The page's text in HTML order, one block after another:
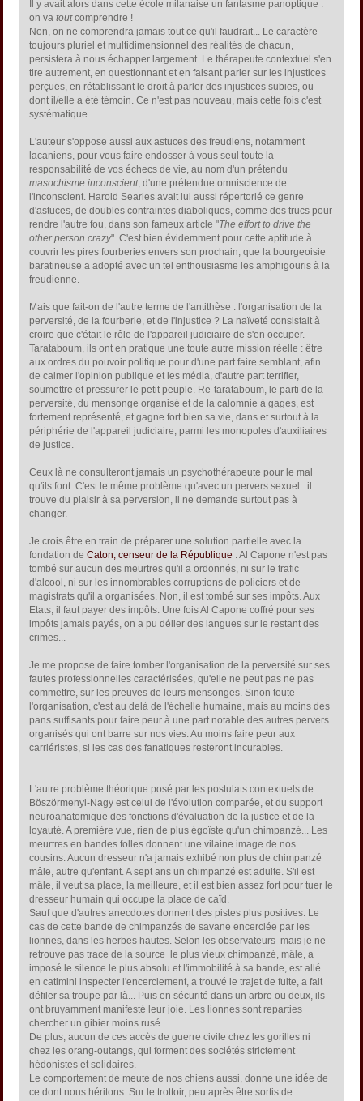
Il y avait alors dans cette école milanaise un fantasme panoptique :
on vatoutcomprendre !
Non, on ne comprendra jamais tout ce qu'il faudrait... Le caractère
toujours pluriel et multidimensionnel des réalités de chacun,
persistera à nous échapper largement. Le thérapeute contextuel s'en
tire autrement, en questionnant et en faisant parler sur les injustices
perçues, en rétablissant le droit à parler des injustices subies, ou
dont il/elle a été témoin. Ce n'est pas nouveau, mais cette fois c'est
systématique.
L'auteur s'oppose aussi aux astuces des freudiens, notamment
lacaniens, pour vous faire endosser à vous seul toute la
responsabilité de vos échecs de vie, au nom d'un prétendu
masochisme inconscient, d'une prétendue omniscience de
l'inconscient. Harold Searles avait lui aussi répertorié ce genre
d'astuces, de doubles contraintes diaboliques, comme des trucs pour
rendre l'autre fou, dans son fameux article "The effort to drive the
other person crazy". C'est bien évidemment pour cette aptitude à
couvrir les pires fourberies envers son prochain, que la bourgeoisie
baratineuse a adopté avec un tel enthousiasme les amphigouris à la
freudienne.
Mais que fait-on de l'autre terme de l'antithèse : l'organisation de la
perversité, de la fourberie, et de l'injustice ? La naïveté consistait à
croire que c'était le rôle de l'appareil judiciaire de s'en occuper.
Tarataboum, ils ont en pratique une toute autre mission réelle : être
aux ordres du pouvoir politique pour d'une part faire semblant, afin
de calmer l'opinion publique et les média, d'autre part terrifier,
soumettre et pressurer le petit peuple. Re-tarataboum, le parti de la
perversité, du mensonge organisé et de la calomnie à gages, est
fortement représenté, et gagne fort bien sa vie, dans et surtout à la
périphérie de l'appareil judiciaire, parmi les monopoles d'auxiliaires
de justice.
Ceux là ne consulteront jamais un psychothérapeute pour le mal
qu'ils font. C'est le même problème qu'avec un pervers sexuel : il
trouve du plaisir à sa perversion, il ne demande surtout pas à
changer.
Je crois être en train de préparer une solution partielle avec la
fondation deCaton, censeur de la République : Al Capone n'est pas
tombé sur aucun des meurtres qu'il a ordonnés, ni sur le trafic
d'alcool, ni sur les innombrables corruptions de policiers et de
magistrats qu'il a organisées. Non, il est tombé sur ses impôts. Aux
Etats, il faut payer des impôts. Une fois Al Capone coffré pour ses
impôts jamais payés, on a pu délier des langues sur le restant des
crimes...
Je me propose de faire tomber l'organisation de la perversité sur ses
fautes professionnelles caractérisées, qu'elle ne peut pas ne pas
commettre, sur les preuves de leurs mensonges. Sinon toute
l'organisation, c'est au delà de l'échelle humaine, mais au moins des
pans suffisants pour faire peur à une part notable des autres pervers
organisés qui ont barre sur nos vies. Au moins faire peur aux
carriéristes, si les cas des fanatiques resteront incurables.
L'autre problème théorique posé par les postulats contextuels de
Böszörmenyi-Nagy est celui de l'évolution comparée, et du support
neuroanatomique des fonctions d'évaluation de la justice et de la
loyauté. A première vue, rien de plus égoïste qu'un chimpanzé... Les
meurtres en bandes folles donnent une vilaine image de nos
cousins. Aucun dresseur n'a jamais exhibé non plus de chimpanzé
mâle, autre qu'enfant. A sept ans un chimpanzé est adulte. S'il est
mâle, il veut sa place, la meilleure, et il est bien assez fort pour tuer le
dresseur humain qui occupe la place de caïd.
Sauf que d'autres anecdotes donnent des pistes plus positives. Le
cas de cette bande de chimpanzés de savane encerclée par les
lionnes, dans les herbes hautes. Selon les observateurs  mais je ne
retrouve pas trace de la source  le plus vieux chimpanzé, mâle, a
imposé le silence le plus absolu et l'immobilité à sa bande, est allé
en catimini inspecter l'encerclement, a trouvé le trajet de fuite, a fait
défiler sa troupe par là... Puis en sécurité dans un arbre ou deux, ils
ont bruyamment manifesté leur joie. Les lionnes sont reparties
chercher un gibier moins rusé.
De plus, aucun de ces accès de guerre civile chez les gorilles ni
chez les orang-outangs, qui forment des sociétés strictement
hédonistes et solidaires.
Le comportement de meute de nos chiens aussi, donne une idée de
ce dont nous héritons. Sur le trottoir, peu après être sortis de